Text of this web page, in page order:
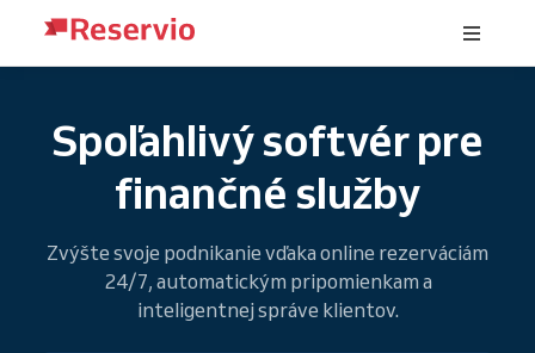
Spoľahlivý softvér pre
finančné služby
Zvýšte svoje podnikanie vďaka online rezerváciám
24/7, automatickým pripomienkam a
inteligentnej správe klientov.